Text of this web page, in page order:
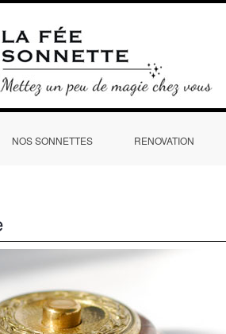
NOS SONNETTES RENOVATION